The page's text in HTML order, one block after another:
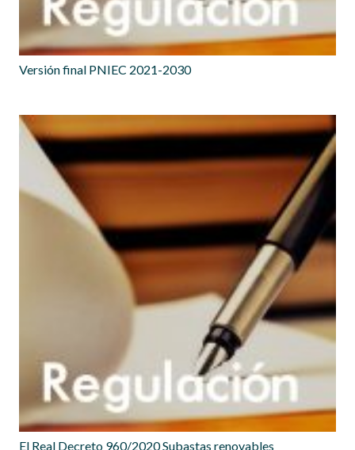
Versión final PNIEC 2021-2030
El Real Decreto 960/2020 Subastas renovables